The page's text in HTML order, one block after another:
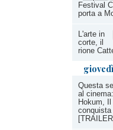
Festival
porta a
L'arte in
corte, il
rione
Questa
al cinema:
Hokum,